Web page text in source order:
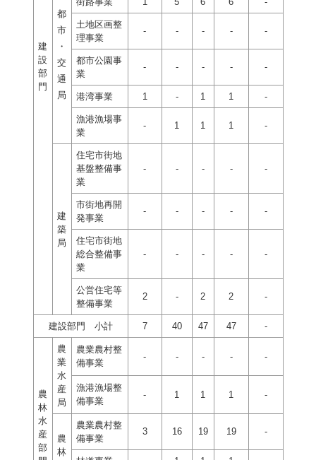
建
設
部
門
都
市
・
交
通
局
土地区画整
理事業
- - - - -
都市公園事
業
- - - - -
港湾事業 1 - 1 1 -
漁港漁場事
業
- 1 1 1 -
建
築
局
住宅市街地
基盤整備事
業
- - - - -
市街地再開
発事業
- - - - -
住宅市街地
総合整備事
業
- - - - -
公営住宅等
整備事業
2 - 2 2 -
建設部門 小計 7 40 47 47 -
農
林
水
産
部
農
業
水
産
局
農業農村整
備事業
- - - - -
漁港漁場整
備事業
- 1 1 1 -
農
林
農業農村整
備事業
3 16 19 19 -